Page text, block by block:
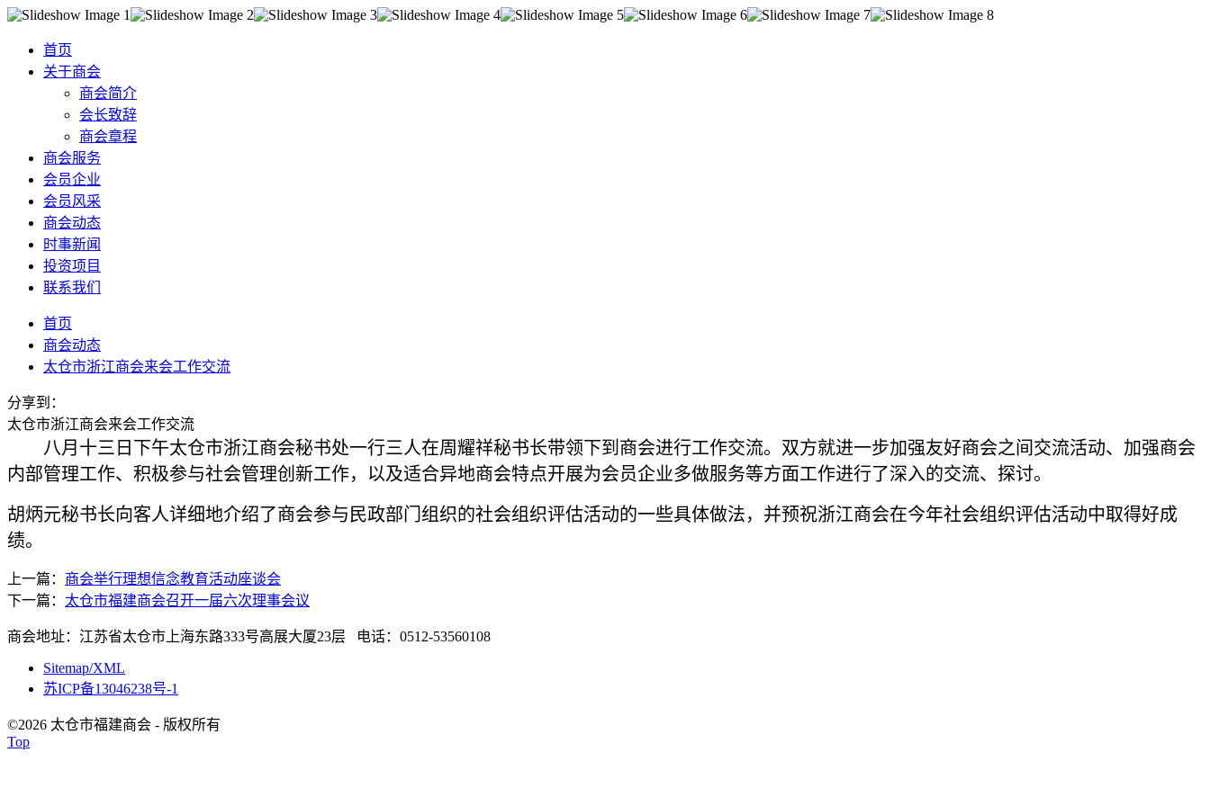
首页
关于商会
商会简介
会长致辞
商会章程
商会服务
会员企业
会员风采
商会动态
时事新闻
投资项目
联系我们
首页
商会动态
太仓市浙江商会来会工作交流
分享到：
太仓市浙江商会来会工作交流
八月十三日下午太仓市浙江商会秘书处一行三人在周耀祥秘书长带领下到商会进行工作交流。双方就进一步加强友好商会之间交流活动、加强商会
内部管理工作、积极参与社会管理创新工作，以及适合异地商会特点开展为会员企业多做服务等方面工作进行了深入的交流、探讨。
胡炳元秘书长向客人详细地介绍了商会参与民政部门组织的社会组织评估活动的一些具体做法，并预祝浙江商会在今年社会组织评估活动中取得好成
绩。
上一篇： 商会举行理想信念教育活动座谈会
下一篇： 太仓市福建商会召开一届六次理事会议
商会地址：江苏省太仓市上海东路333号高展大厦23层 电话：0512-53560108
Sitemap/XML
苏ICP备13046238号-1
©2026 太仓市福建商会 - 版权所有
Top